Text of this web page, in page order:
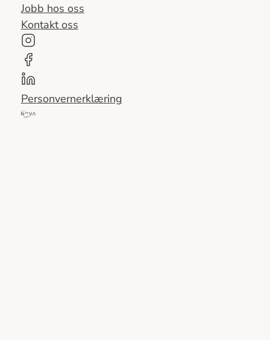
Jobb hos oss
Kontakt oss
Personvernerklæring
Del